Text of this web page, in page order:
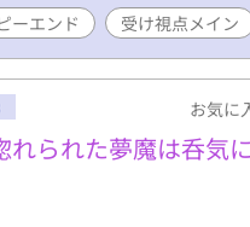
ーエンド 受け視点メイン
お気に
れられた夢魔は呑気